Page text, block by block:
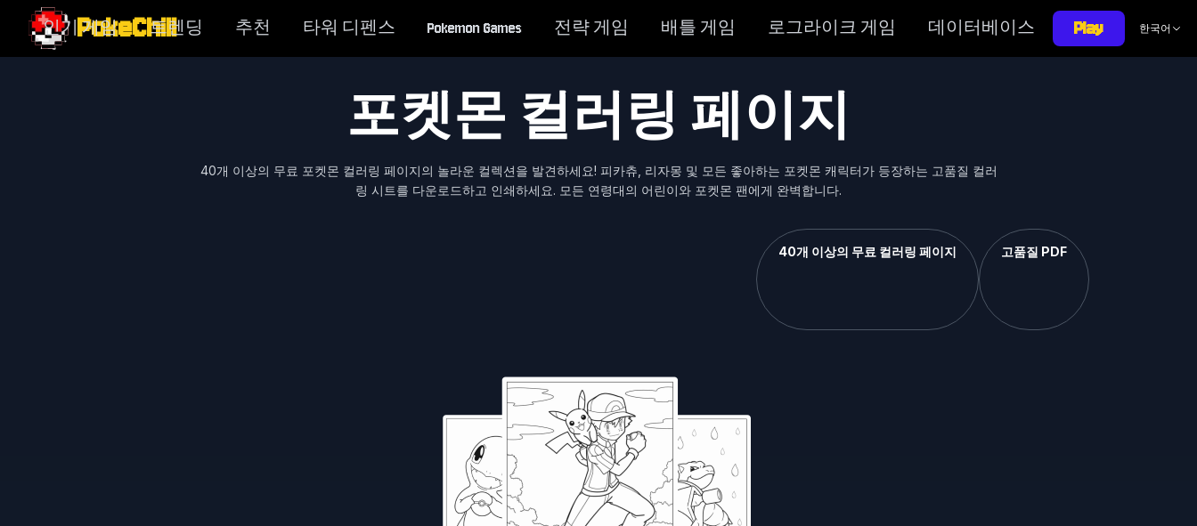
PokeChill
인기 게임 트렌딩 추천 타워 디펜스 Pokemon Games 전략 게임 배틀 게임 로그라이크 게임 데이터베이스 Play 한국어
포켓몬 컬러링 페이지
40개 이상의 무료 포켓몬 컬러링 페이지의 놀라운 컬렉션을 발견하세요! 피카츄, 리자몽 및 모든 좋아하는 포켓몬 캐릭터가 등장하는 고품질 컬러
링 시트를 다운로드하고 인쇄하세요. 모든 연령대의 어린이와 포켓몬 팬에게 완벽합니다.
40개 이상의 무료 컬러링 페이지 고품질 PDF